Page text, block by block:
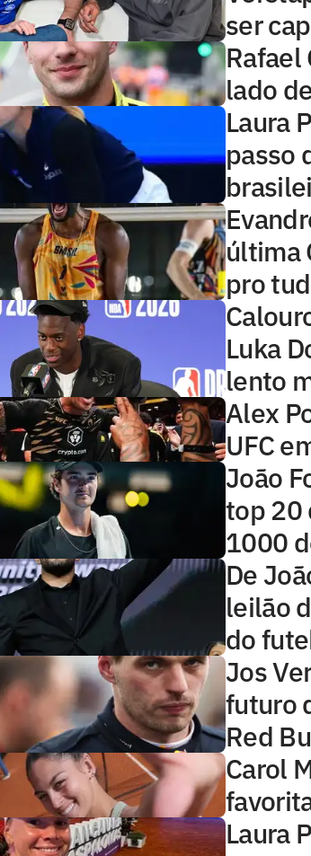
ser
Rafael
lado
Laura
passo
última
pro
Luka
lento
Alex
UFC
João
top 20
1000
De
leilão
do
Jos
futuro
Red
Carol
Laura